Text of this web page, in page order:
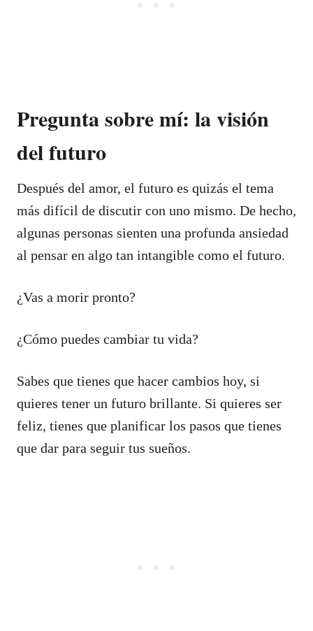
Pregunta sobre mí: la visión
del futuro
Después del amor, el futuro es quizás el tema
más difícil de discutir con uno mismo. De hecho,
algunas personas sienten una profunda ansiedad
al pensar en algo tan intangible como el futuro.
¿Vas a morir pronto?
¿Cómo puedes cambiar tu vida?
Sabes que tienes que hacer cambios hoy, si
quieres tener un futuro brillante. Si quieres ser
feliz, tienes que planificar los pasos que tienes
que dar para seguir tus sueños.